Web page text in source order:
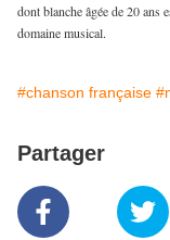
dont blanche âgée de 20 ans
domaine musical.
#chanson française
Partager